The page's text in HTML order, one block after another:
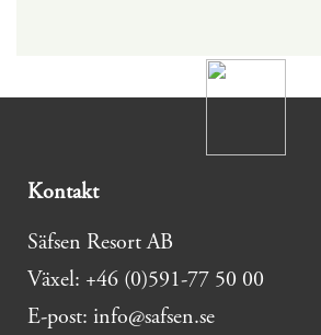
Kontakt
Säfsen Resort AB
Växel: +46 (0)591-77 50 00
E-post: info@safsen.se